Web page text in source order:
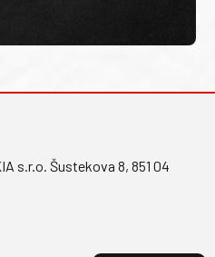
s.r.o. Šustekova 8, 851 04